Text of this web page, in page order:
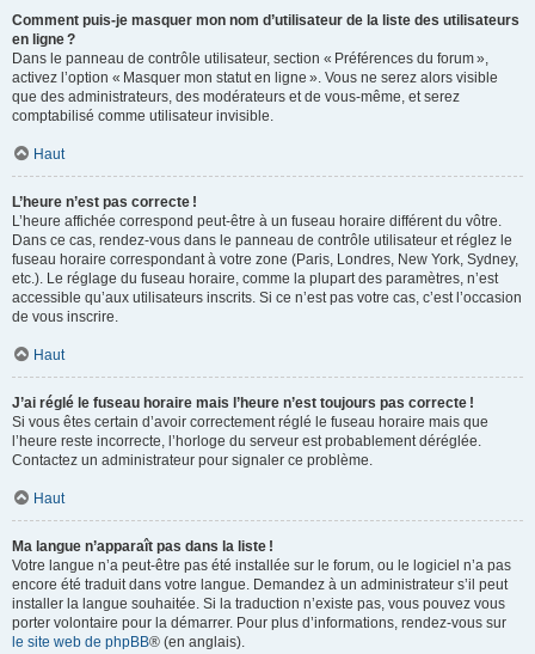
Comment puis-je masquer mon nom d’utilisateur de la liste des utilisateurs
en ligne ?
Dans le panneau de contrôle utilisateur, section « Préférences du forum »,
activez l’option « Masquer mon statut en ligne ». Vous ne serez alors visible
que des administrateurs, des modérateurs et de vous-même, et serez
comptabilisé comme utilisateur invisible.
Haut
L’heure n’est pas correcte !
L’heure affichée correspond peut-être à un fuseau horaire différent du vôtre.
Dans ce cas, rendez-vous dans le panneau de contrôle utilisateur et réglez le
fuseau horaire correspondant à votre zone (Paris, Londres, New York, Sydney,
etc.). Le réglage du fuseau horaire, comme la plupart des paramètres, n’est
accessible qu’aux utilisateurs inscrits. Si ce n’est pas votre cas, c’est l’occasion
de vous inscrire.
Haut
J’ai réglé le fuseau horaire mais l’heure n’est toujours pas correcte !
Si vous êtes certain d’avoir correctement réglé le fuseau horaire mais que
l’heure reste incorrecte, l’horloge du serveur est probablement déréglée.
Contactez un administrateur pour signaler ce problème.
Haut
Ma langue n’apparaît pas dans la liste !
Votre langue n’a peut-être pas été installée sur le forum, ou le logiciel n’a pas
encore été traduit dans votre langue. Demandez à un administrateur s’il peut
installer la langue souhaitée. Si la traduction n’existe pas, vous pouvez vous
porter volontaire pour la démarrer. Pour plus d’informations, rendez-vous sur
le site web de phpBB® (en anglais).